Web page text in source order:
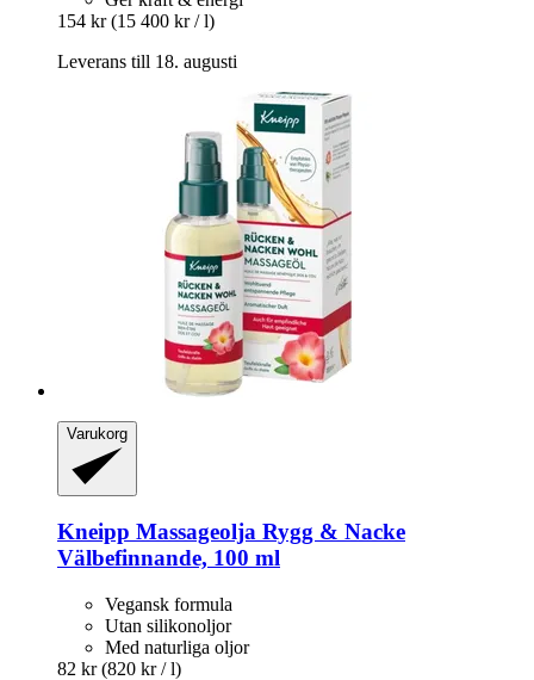
154 kr (15 400 kr / l)
Leverans till 18. augusti
Varukorg
Kneipp Massageolja Rygg & Nacke
Välbefinnande, 100 ml
Vegansk formula
Utan silikonoljor
Med naturliga oljor
82 kr (820 kr / l)